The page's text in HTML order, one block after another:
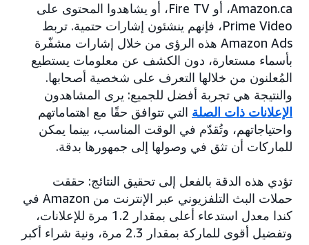
Amazon.ca، أو Fire TV، أو يشاهدوا المحتوى على
Prime Video، فإنهم ينشئون إشارات حتمية. تربط
Amazon Ads هذه الرؤى من خلال إشارات مشفّرة
بأسماء مستعارة، دون الكشف عن معلومات يستطيع
المُعلنون من خلالها التعرف على شخصية أصحابها.
والنتيجة هي تجربة أفضل للجميع: يرى المشاهدون
الإعلانات ذات الصلة التي تتوافق حقًا مع اهتماماتهم
واحتياجاتهم، وتُقدّم في الوقت المناسب، بينما يمكن
للماركات أن تثق في وصولها إلى جمهورها بدقة.
تؤدي هذه الدقة بالفعل إلى تحقيق النتائج: حققت
حملات البث التلفزيوني عبر الإنترنت من Amazon في
كندا معدل استدعاء أعلى بمقدار 1.2 مرة للإعلانات،
وتفضيل أقوى للماركة بمقدار 2.3 مرة، ونية شراء أكبر